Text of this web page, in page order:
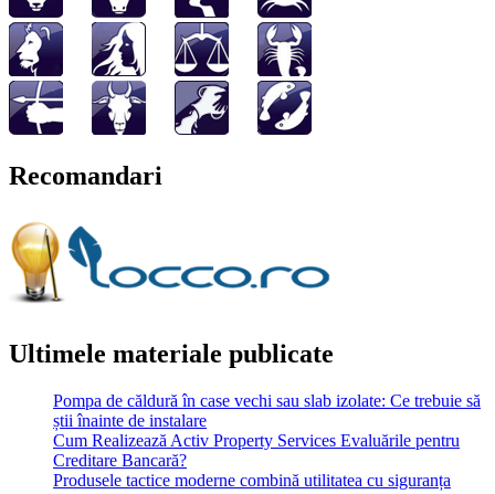
Recomandari
Ultimele materiale publicate
Pompa de căldură în case vechi sau slab izolate: Ce trebuie să
știi înainte de instalare
Cum Realizează Activ Property Services Evaluările pentru
Creditare Bancară?
Produsele tactice moderne combină utilitatea cu siguranța